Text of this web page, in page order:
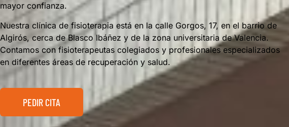
mayor confianza.
Nuestra clínica de fisioterapia está en la calle Gorgos, 17, en el barrio de
Algirós, cerca de Blasco Ibáñez y de la zona universitaria de Valencia.
Contamos con fisioterapeutas colegiados y profesionales especializados
en diferentes áreas de recuperación y salud.
PEDIR CITA